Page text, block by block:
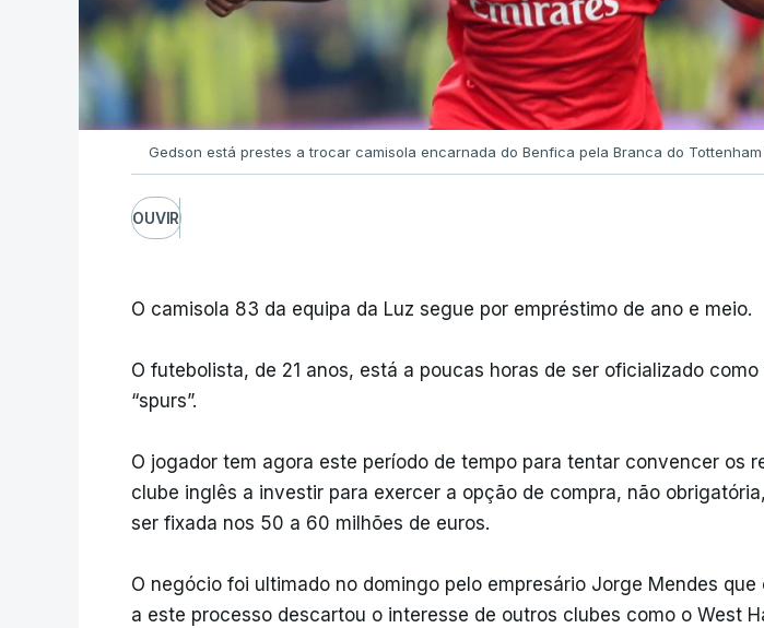
Gedson está prestes a trocar camisola encarnada do Benfica pela Branca do Tottenham
OUVIR
O camisola 83 da equipa da Luz segue por empréstimo de ano e meio.
O futebolista, de 21 anos, está a poucas horas de ser oficializado
“spurs”.
O jogador tem agora este período de tempo para tentar convencer os
clube inglês a investir para exercer a opção de compra, não
ser fixada nos 50 a 60 milhões de euros.
O negócio foi ultimado no domingo pelo empresário Jorge Mendes que
a este processo descartou o interesse de outros clubes como o West